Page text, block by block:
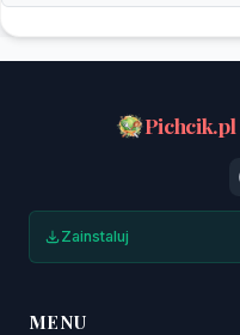
Pichcik.pl
Zainstaluj
MENU